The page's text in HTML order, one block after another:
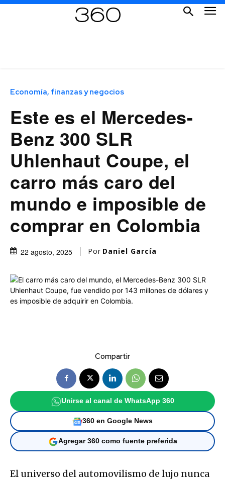
Economía, finanzas y negocios
Este es el Mercedes-
Benz 300 SLR
Uhlenhaut Coupe, el
carro más caro del
mundo e imposible de
comprar en Colombia
22 agosto, 2025 Por Daniel García
Compartir
Unirse al canal de WhatsApp 360
360 en Google News
Agregar 360 como fuente preferida
El universo del automovilismo de lujo nunca